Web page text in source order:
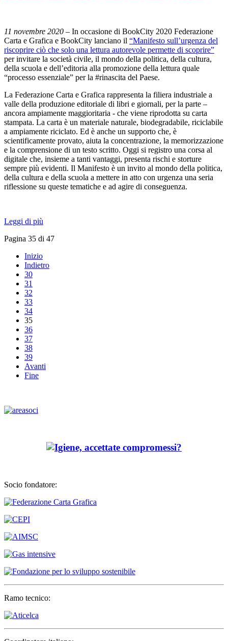
11 novembre 2020 – In occasione di BookCity 2020 Federazione
Carta e Grafica e BookCity lanciano il “Manifesto sull’urgenza del
riscoprire ciò che solo una lettura autorevole permette di scoprire”
per invitare la società civile, il mondo della politica, della cultura,
della scuola e dell’editoria alla promozione della lettura quale
“processo essenziale” per la #rinascita del Paese.
La Federazione Carta e Grafica rappresenta la filiera industriale a
valle della produzione editoriale di libri e giornali, per la parte –
ancora ampiamente maggioritaria - che viene riprodotta su carta
stampata. La carta è un materiale naturale, biodegradabile, riciclabile
a ampiamente riciclato. Ed è anche un supporto che, è
scientificamente provato, aiuta la concentrazione, la memorizzazione
e la comprensione di un testo scritto. Oggi si registro una corsa al
digitale che, insieme a tanti vantaggi, presenta rischi e storture
sempre più evidenti. Il Manifesto è un invito al mondo della politica,
della cultura e della scuola a mettere in atto con urgenza una seria
riflessione su queste tematiche e ad agire di conseguenza.
Leggi di più
Pagina 35 di 47
Inizio
Indietro
30
31
32
33
34
35
36
37
38
39
Avanti
Fine
Socio fondatore:
Ramo tecnico: